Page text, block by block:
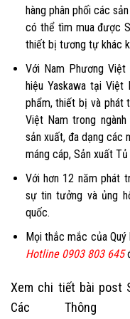
hàng phân phối các sản
có thể tìm mua được
thiết bị tương tự khác
Với Nam Phương
hiệu Yaskawa tại
phẩm, thiết bị và phát
Việt Nam trong
sản xuất, đa dạng các
máng cáp, Sản xuất
Với hơn 12 năm phát
sự tin tưởng và ủng
quốc.
Mọi thắc mắc của
Hotline 0903 803 645
Xem chi tiết bài post
Các